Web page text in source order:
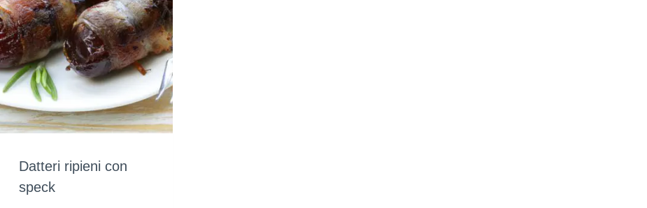
Datteri ripieni con
speck